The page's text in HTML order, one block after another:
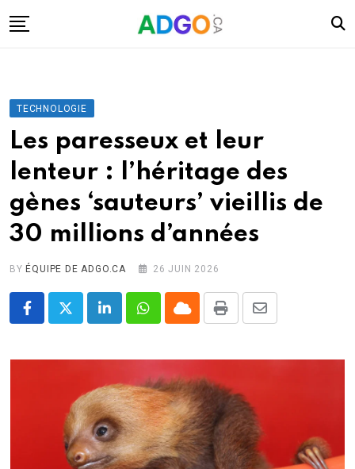
to
Santé
Énergie
Robots
Tech.
Militaire
Sciences
Culture
TECHNOLOGIE
Les paresseux et leur
lenteur : l’héritage des
gènes ‘sauteurs’ vieillis de
30 millions d’années
BYÉQUIPE DE ADGO.CA 26 JUIN 2026
LinkedInWhatsappCloudPrint
Share
Email